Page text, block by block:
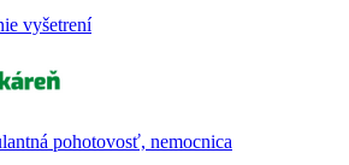
vyšetrení
pohotovosť, nemocnica